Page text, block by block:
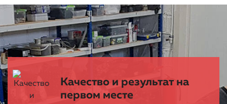
Качество и результат на
первом месте